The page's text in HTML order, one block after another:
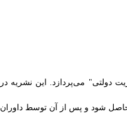
دولتی" می‌پردازد. این نشریه در
حاصل شود و پس از آن توسط داوران